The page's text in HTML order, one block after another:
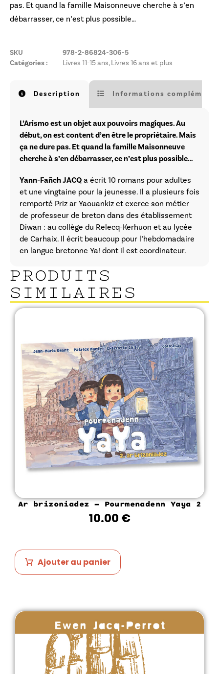
pas. Et quand la famille Maisonneuve cherche à s’en
débarrasser, ce n’est plus possible…
SKU
978-2-86824-306-5
Catégories :
Livres 11-15 ans,Livres 16 ans et plus
Description Informations
L’Arismo est un objet aux pouvoirs magiques. Au
début, on est content d’en être le propriétaire. Mais
ça ne dure pas. Et quand la famille Maisonneuve
cherche à s’en débarrasser, ce n’est plus possible…
Yann-Fañch JACQ a écrit 10 romans pour adultes
et une vingtaine pour la jeunesse. Il a plusieurs fois
remporté Priz ar Yaouankiz et exerce son métier
de professeur de breton dans des établissement
Diwan : au collège du Relecq-Kerhuon et au lycée
de Carhaix. Il écrit beaucoup pour l’hebdomadaire
en langue bretonne Ya! dont il est coordinateur.
PRODUITS
SIMILAIRES
Ar brizoniadez – Pourmenadenn Yaya 2
10.00 €
Ajouter au panier